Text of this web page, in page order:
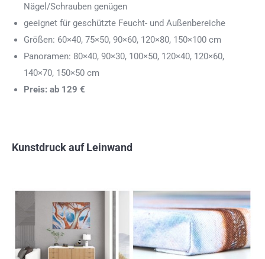
Nägel/Schrauben genügen
geeignet für geschützte Feucht- und Außenbereiche
Größen: 60×40, 75×50, 90×60, 120×80, 150×100 cm
Panoramen: 80×40, 90×30, 100×50, 120×40, 120×60,
140×70, 150×50 cm
Preis: ab 129 €
Kunstdruck auf Leinwand